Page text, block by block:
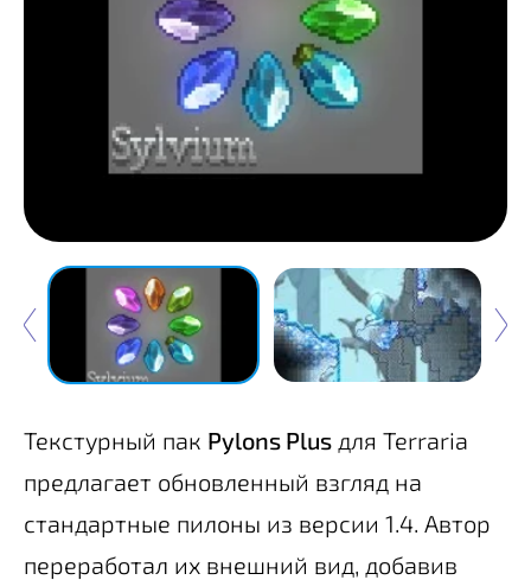
Текстурный пак Pylons Plus для Terraria
предлагает обновленный взгляд на
стандартные пилоны из версии 1.4. Автор
переработал их внешний вид, добавив